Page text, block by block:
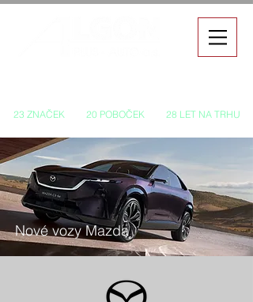
23 ZNAČEK 20 POBOČEK 28 LET NA TRHU
Nové vozy Mazda